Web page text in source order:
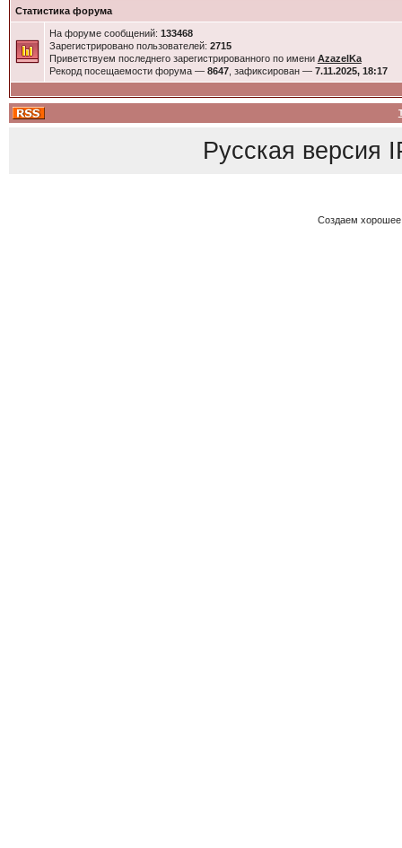
Статистика форума
На форуме сообщений: 133468
Зарегистрировано пользователей: 2715
Приветствуем последнего зарегистрированного по имени AzazelKa
Рекорд посещаемости форума — 8647, зафиксирован — 7.11.2025, 18:17
Русская версия
Создаем